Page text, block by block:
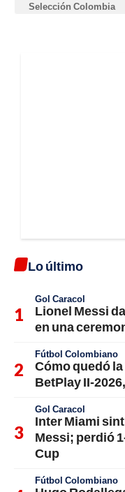
Selección Colombia
Lo último
Gol Caracol
Lionel Messi
en una
Fútbol Colombiano
Cómo quedó
BetPlay II-
Gol Caracol
Inter Miami
Messi; perdió
Cup
Fútbol Colombiano